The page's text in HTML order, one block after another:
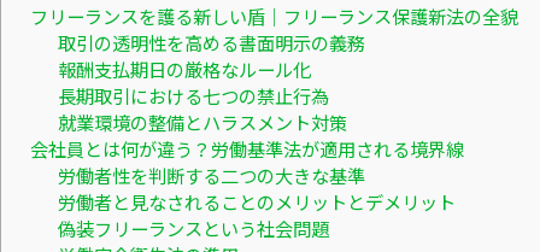
フリーランスを護る新しい盾｜フリーランス保護新法の全貌
取引の透明性を高める書面明示の義務
報酬支払期日の厳格なルール化
長期取引における七つの禁止行為
就業環境の整備とハラスメント対策
会社員とは何が違う？労働基準法が適用される境界線
労働者性を判断する二つの大きな基準
労働者と見なされることのメリットとデメリット
偽装フリーランスという社会問題